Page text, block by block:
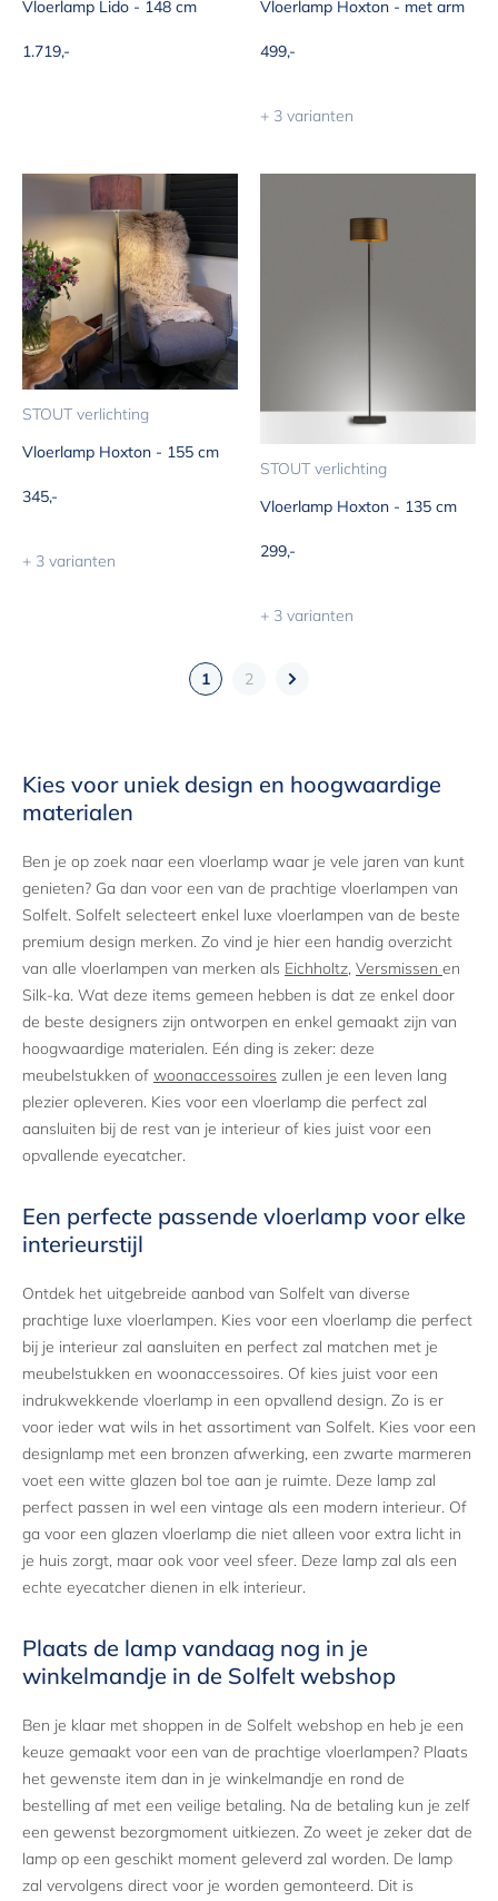
Vloerlamp Lido - 148 cm
Aanbiedingsprijs
1.719,-
Vloerlamp Hoxton - met arm
Aanbiedingsprijs
499,-
+ 3 varianten
STOUT verlichting
Vloerlamp Hoxton - 155 cm
Aanbiedingsprijs
345,-
+ 3 varianten
STOUT verlichting
Vloerlamp Hoxton - 135 cm
Aanbiedingsprijs
299,-
+ 3 varianten
1 2
Kies voor uniek design en hoogwaardige
materialen
Ben je op zoek naar een vloerlamp waar je vele jaren van kunt
genieten? Ga dan voor een van de prachtige vloerlampen van
Solfelt. Solfelt selecteert enkel luxe vloerlampen van de beste
premium design merken. Zo vind je hier een handig overzicht
van alle vloerlampen van merken als Eichholtz, Versmissen en
Silk-ka. Wat deze items gemeen hebben is dat ze enkel door
de beste designers zijn ontworpen en enkel gemaakt zijn van
hoogwaardige materialen. Eén ding is zeker: deze
meubelstukken of woonaccessoires zullen je een leven lang
plezier opleveren. Kies voor een vloerlamp die perfect zal
aansluiten bij de rest van je interieur of kies juist voor een
opvallende eyecatcher.
Een perfecte passende vloerlamp voor elke
interieurstijl
Ontdek het uitgebreide aanbod van Solfelt van diverse
prachtige luxe vloerlampen. Kies voor een vloerlamp die perfect
bij je interieur zal aansluiten en perfect zal matchen met je
meubelstukken en woonaccessoires. Of kies juist voor een
indrukwekkende vloerlamp in een opvallend design. Zo is er
voor ieder wat wils in het assortiment van Solfelt. Kies voor een
designlamp met een bronzen afwerking, een zwarte marmeren
voet een witte glazen bol toe aan je ruimte. Deze lamp zal
perfect passen in wel een vintage als een modern interieur. Of
ga voor een glazen vloerlamp die niet alleen voor extra licht in
je huis zorgt, maar ook voor veel sfeer. Deze lamp zal als een
echte eyecatcher dienen in elk interieur.
Plaats de lamp vandaag nog in je
winkelmandje in de Solfelt webshop
Ben je klaar met shoppen in de Solfelt webshop en heb je een
keuze gemaakt voor een van de prachtige vloerlampen? Plaats
het gewenste item dan in je winkelmandje en rond de
bestelling af met een veilige betaling. Na de betaling kun je zelf
een gewenst bezorgmoment uitkiezen. Zo weet je zeker dat de
lamp op een geschikt moment geleverd zal worden. De lamp
zal vervolgens direct voor je worden gemonteerd. Dit is